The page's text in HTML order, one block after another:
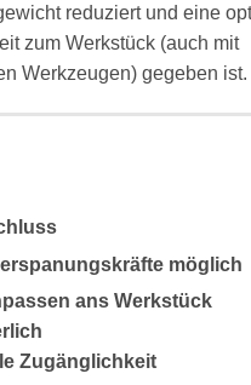
reduziert und eine
zum Werkstück (auch mit
Werkzeugen) gegeben ist.
möglich
ans Werkstück
Zugänglichkeit